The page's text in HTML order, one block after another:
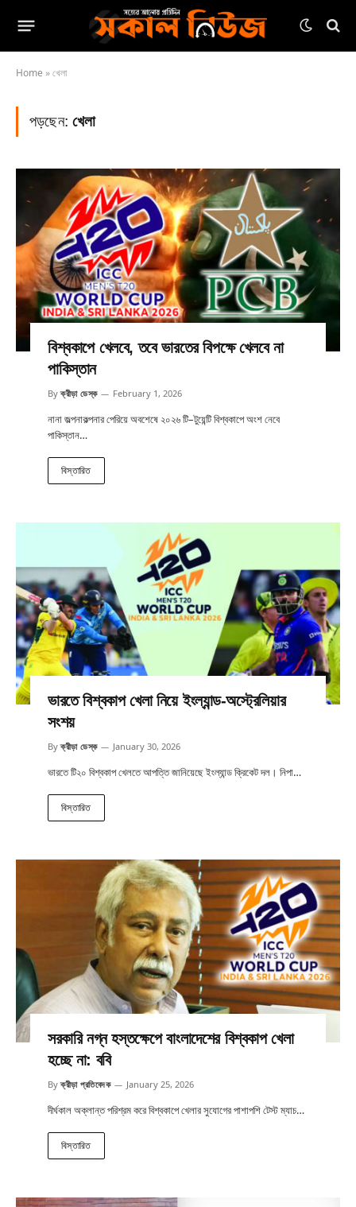
Home »খেলা
পড়ছেন:খেলা
বিশ্বকাপে খেলবে, তবে ভারতের বিপক্ষে খেলবে না
পাকিস্তান
By ক্রীড়া ডেস্ক February 1, 2026
নানা জল্পনাকল্পনার পেরিয়ে অবশেষে ২০২৬ টি–টুয়েন্টি বিশ্বকাপে অংশ নেবে
পাকিস্তান…
বিস্তারিত
ভারতে বিশ্বকাপ খেলা নিয়ে ইংল্যান্ড-অস্ট্রেলিয়ার
সংশয়
By ক্রীড়া ডেস্ক January 30, 2026
ভারতে টি২০ বিশ্বকাপ খেলতে আপত্তি জানিয়েছে ইংল্যান্ড ক্রিকেট দল। নিপা…
বিস্তারিত
সরকারি নগ্ন হস্তক্ষেপে বাংলাদেশের বিশ্বকাপ খেলা
হচ্ছে না: ববি
By ক্রীড়া প্রতিবেদক January 25, 2026
দীর্ঘকাল অক্লান্ত পরিশ্রম করে বিশ্বকাপে খেলার সুযোগের পাশাপশি টেস্ট ম্যাচ…
বিস্তারিত